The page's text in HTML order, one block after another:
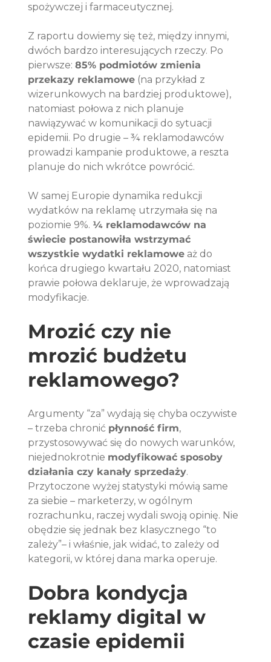
spożywczej i farmaceutycznej.
Z raportu dowiemy się też, między innymi,
dwóch bardzo interesujących rzeczy. Po
pierwsze: 85% podmiotów zmienia
przekazy reklamowe (na przykład z
wizerunkowych na bardziej produktowe),
natomiast połowa z nich planuje
nawiązywać w komunikacji do sytuacji
epidemii. Po drugie – ¾ reklamodawców
prowadzi kampanie produktowe, a reszta
planuje do nich wkrótce powrócić.
W samej Europie dynamika redukcji
wydatków na reklamę utrzymała się na
poziomie 9%. ¼ reklamodawców na
świecie postanowiła wstrzymać
wszystkie wydatki reklamowe aż do
końca drugiego kwartału 2020, natomiast
prawie połowa deklaruje, że wprowadzają
modyfikacje.
Mrozić czy nie
mrozić budżetu
reklamowego?
Argumenty “za” wydają się chyba oczywiste
– trzeba chronić płynność firm,
przystosowywać się do nowych warunków,
niejednokrotnie modyfikować sposoby
działania czy kanały sprzedaży.
Przytoczone wyżej statystyki mówią same
za siebie – marketerzy, w ogólnym
rozrachunku, raczej wydali swoją opinię. Nie
obędzie się jednak bez klasycznego “to
zależy”– i właśnie, jak widać, to zależy od
kategorii, w której dana marka operuje.
Dobra kondycja
reklamy digital w
czasie epidemii